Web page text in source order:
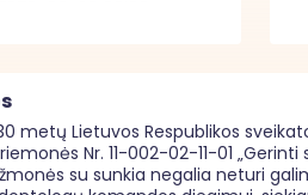
metų Lietuvos Respublikos
Nr. 11-002-02-11-01
su sunkia negalia neturi